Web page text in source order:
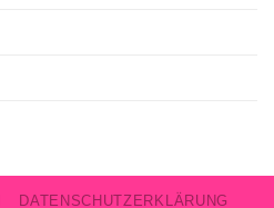
DATENSCHUTZERKLÄRUNG